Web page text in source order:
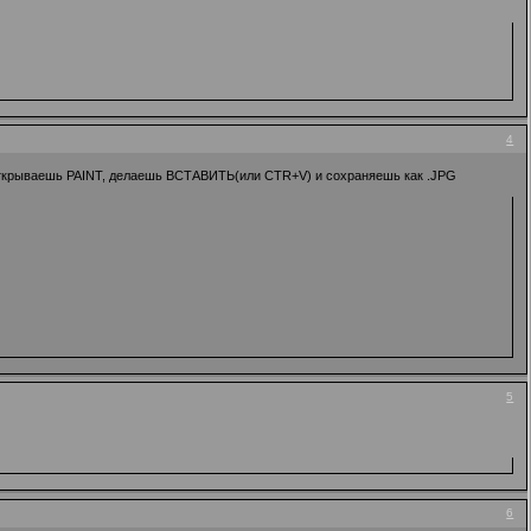
4
PAINT, делаешь ВСТАВИТЬ(или CTR+V) и сохраняешь как .JPG
5
6